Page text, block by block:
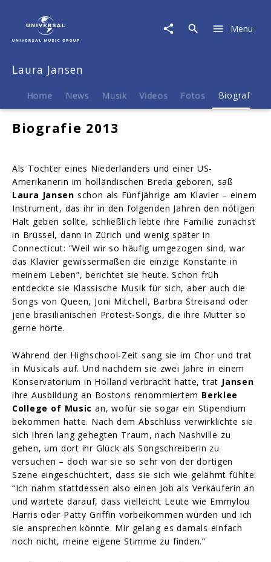
Biografie
Menu
Laura Jansen
Home News Musik Videos Fotos Biografie
Biografie 2013
Als Tochter eines Niederländers und einer US-
Amerikanerin im holländischen Breda geboren, saß
Laura Jansen schon als Fünfjährige am Klavier – einem
Instrument, das ihr in den folgenden Jahren den nötigen
Halt geben sollte, schließlich lebte ihre Familie zunächst
in Brüssel, dann in Zürich und wenig später in
Connecticut: “Weil wir so häufig umgezogen sind, war
das Klavier gewissermaßen die einzige Konstante in
meinem Leben”, berichtet sie heute. Schon früh
entdeckte sie Klassische Musik für sich, aber auch die
Songs von Queen, Joni Mitchell, Barbra Streisand oder
jene brasilianischen Protest-Songs, die ihre Mutter so
gerne hörte.
Während der Highschool-Zeit sang sie im Chor und trat
in Musicals auf. Und nachdem sie zwei Jahre in einem
Konservatorium in Holland verbracht hatte, trat Jansen
ihre Ausbildung an Bostons renommiertem Berklee
College of Music an, wofür sie sogar ein Stipendium
bekommen hatte. Nach dem Abschluss verwirklichte sie
sich ihren lang gehegten Traum, nach Nashville zu
gehen, um dort ihr Glück als Songschreiberin zu
versuchen – doch war sie so sehr von der dortigen
Szene eingeschüchtert, dass sie sich wie gelähmt fühlte:
“Ich nahm stattdessen also einen Job als Verkäuferin an
und wartete darauf, dass vielleicht Leute wie Emmylou
Harris oder Patty Griffin vorbeikommen würden und ich
sie ansprechen könnte. Mir gelang es damals einfach
noch nicht, meine eigene Stimme zu finden.”